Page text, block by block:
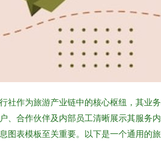
社作为旅游产业链中的核心枢纽，其业
、合作伙伴及内部员工清晰展示其服务
图表模板至关重要。以下是一个通用的